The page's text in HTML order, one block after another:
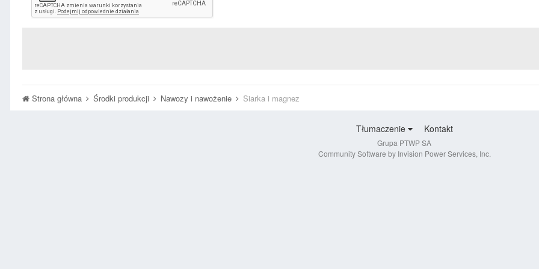
Strona główna Środki produkcji Nawozy i nawożenie Siarka i magnez
Tłumaczenie Kontakt
Grupa PTWP SA
Community Software by Invision Power Services, Inc.